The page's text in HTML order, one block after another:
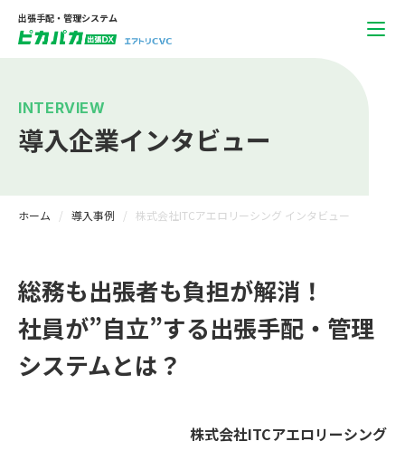
出張手配・管理システム
INTERVIEW
導入企業インタビュー
ホーム 導入事例 株式会社ITCアエロリーシング インタビュー
総務も出張者も負担が解消！
社員が”自立”する出張手配・管理
システムとは？
株式会社ITCアエロリーシング